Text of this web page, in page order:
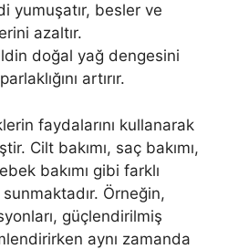
yumuşatır, besler ve
azaltır.
doğal yağ dengesini
artırır.
faydalarını kullanarak
Cilt bakımı, saç bakımı,
bakımı gibi farklı
Örneğin,
güçlendirilmiş
aynı zamanda